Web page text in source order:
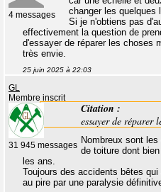
4 messages
changer les quelques
Si je n'obtiens pas
effectivement la question de
d'essayer de réparer les choses
très envie.
25 juin 2025 à 22:03
GL
Membre inscrit
31 945 messages
Citation :
essayer de réparer
Nombreux sont
de toiture dont
les ans.
Toujours des accidents bêtes
au pire par une paralysie